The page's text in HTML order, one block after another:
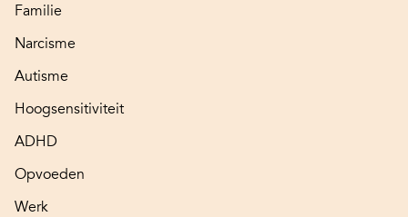
Familie
Narcisme
Autisme
Hoogsensitiviteit
ADHD
Opvoeden
Werk